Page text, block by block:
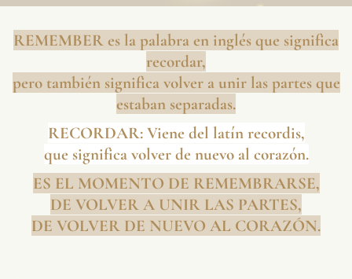
REMEMBER es la palabra en inglés que significa
recordar,
pero también significa volver a unir las partes que
estaban separadas.
RECORDAR: Viene del latín recordis,
que significa volver de nuevo al corazón.
ES EL MOMENTO DE REMEMBRARSE,
DE VOLVER A UNIR LAS PARTES,
DE VOLVER DE NUEVO AL CORAZÓN.